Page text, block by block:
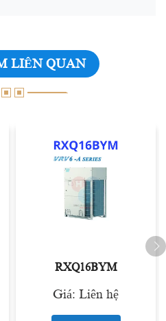
LIÊN QUAN
RXQ16BYM
Giá: Liên hệ